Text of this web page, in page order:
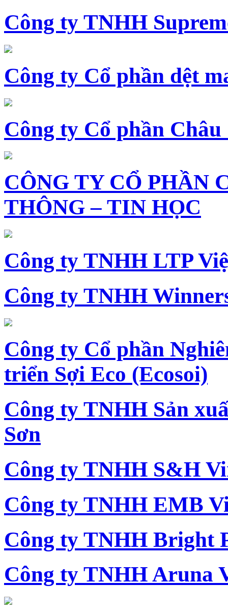
Công ty TNHH
Công ty Cổ phần dệt
Công ty Cổ phần Châu
CÔNG TY CỔ PHẦN
THÔNG – TIN HỌC
Công ty TNHH LTP
Công ty TNHH
Công ty Cổ phần
triển Sợi Eco (Ecosoi)
Công ty TNHH Sản
Sơn
Công ty TNHH S&H
Công ty TNHH EMB
Công ty TNHH Bright
Công ty TNHH Aruna